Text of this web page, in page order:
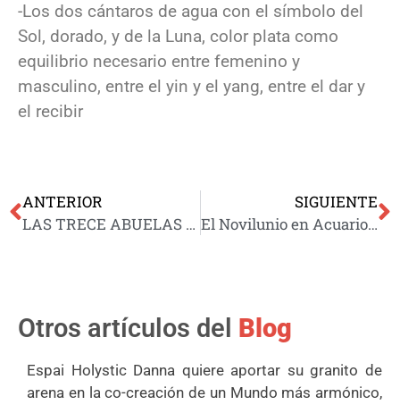
-Los dos cántaros de agua con el símbolo del
Sol, dorado, y de la Luna, color plata como
equilibrio necesario entre femenino y
masculino, entre el yin y el yang, entre el dar y
el recibir
ANTERIOR
LAS TRECE ABUELAS QUE SANAN LA TIERRA
SIGUIENTE
El Novilunio en Acuario del dia 21 de enero, el telonero de la entrada de Plutón en Acuario del mes de marzo
Otros artículos del Blog
Espai Holystic Danna quiere aportar su granito de
arena en la co-creación de un Mundo más armónico,